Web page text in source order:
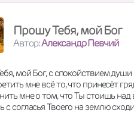
Прошу Тебя, мой Бог
Автор:Александр Певчий
мой Бог, с спокойствием души
мне всё то, что принесёт
мне о том, что Ты стоишь над
с согласья Твоего на землю